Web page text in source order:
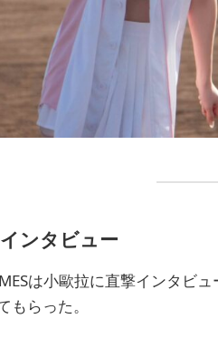
ンタビュー
は小歐拉に直撃インタビ
もらった。